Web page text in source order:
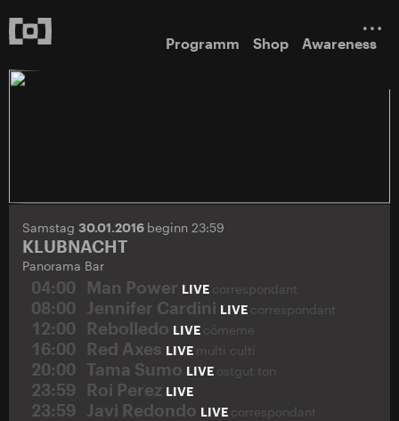
Programm Shop Awareness
Samstag 30.01.2016 beginn 23:59
KLUBNACHT
Panorama Bar
04:00 Man Power LIVE correspondant
08:00 Jennifer Cardini LIVE correspondant
12:00 Rebolledo LIVE cómeme
16:00 Red Axes LIVE multi culti
20:00 Tama Sumo LIVE ostgut ton
23:59 Roi Perez LIVE
23:59 Javi Redondo LIVE correspondant